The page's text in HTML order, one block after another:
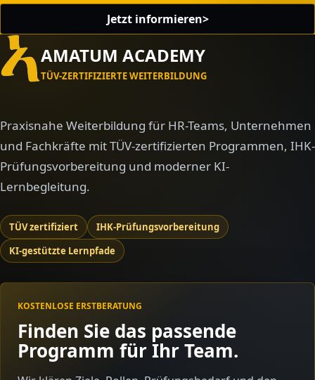
Jetzt informieren>
AMATUM ACADEMY
TÜV-ZERTIFIZIERTE WEITERBILDUNG
Praxisnahe Weiterbildung für HR-Teams, Unternehmen
und Fachkräfte mit TÜV-zertifizierten Programmen, IHK-
Prüfungsvorbereitung und moderner KI-
Lernbegleitung.
TÜV zertifiziert
IHK-Prüfungsvorbereitung
KI-gestützte Lernpfade
KOSTENLOSE ERSTBERATUNG
Finden Sie das passende
Programm für Ihr Team.